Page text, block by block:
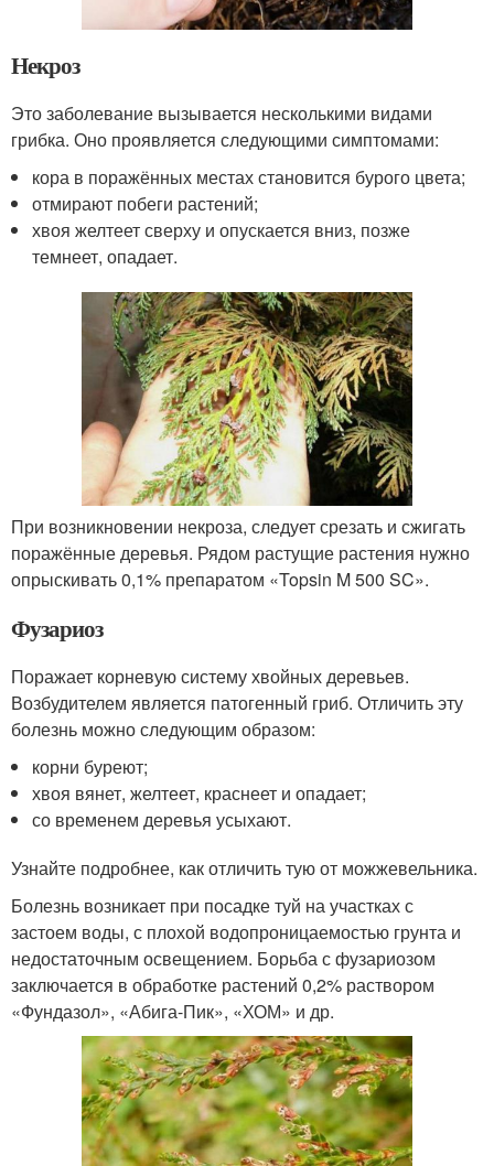
Некроз
Это заболевание вызывается несколькими видами
грибка. Оно проявляется следующими симптомами:
кора в поражённых местах становится бурого цвета;
отмирают побеги растений;
хвоя желтеет сверху и опускается вниз, позже
темнеет, опадает.
При возникновении некроза, следует срезать и сжигать
поражённые деревья. Рядом растущие растения нужно
опрыскивать 0,1% препаратом «Topsin M 500 SC».
Фузариоз
Поражает корневую систему хвойных деревьев.
Возбудителем является патогенный гриб. Отличить эту
болезнь можно следующим образом:
корни буреют;
хвоя вянет, желтеет, краснеет и опадает;
со временем деревья усыхают.
Узнайте подробнее, как отличить тую от можжевельника.
Болезнь возникает при посадке туй на участках с
застоем воды, с плохой водопроницаемостью грунта и
недостаточным освещением. Борьба с фузариозом
заключается в обработке растений 0,2% раствором
«Фундазол», «Абига-Пик», «ХОМ» и др.